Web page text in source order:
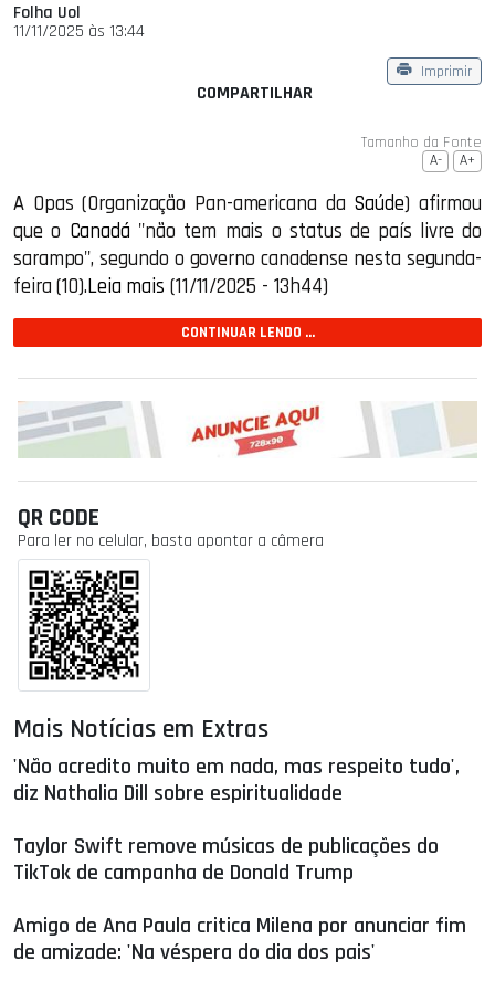
Folha Uol
11/11/2025 às 13:44
Imprimir
COMPARTILHAR
Tamanho da Fonte
A- A+
A Opas (Organização Pan-americana da Saúde) afirmou
que o Canadá "não tem mais o status de país livre do
sarampo", segundo o governo canadense nesta segunda-
feira (10).Leia mais (11/11/2025 - 13h44)
CONTINUAR LENDO ...
QR CODE
Para ler no celular, basta apontar a câmera
Mais Notícias em Extras
'Não acredito muito em nada, mas respeito tudo',
diz Nathalia Dill sobre espiritualidade
Taylor Swift remove músicas de publicações do
TikTok de campanha de Donald Trump
Amigo de Ana Paula critica Milena por anunciar fim
de amizade: 'Na véspera do dia dos pais'